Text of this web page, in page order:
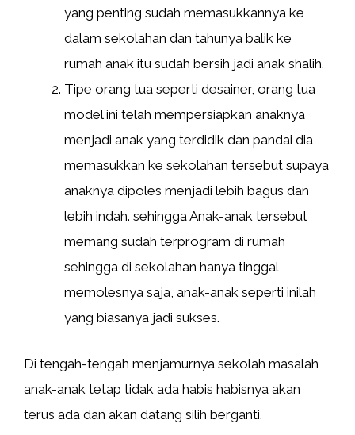
yang penting sudah memasukkannya ke
dalam sekolahan dan tahunya balik ke
rumah anak itu sudah bersih jadi anak shalih.
Tipe orang tua seperti desainer, orang tua
model ini telah mempersiapkan anaknya
menjadi anak yang terdidik dan pandai dia
memasukkan ke sekolahan tersebut supaya
anaknya dipoles menjadi lebih bagus dan
lebih indah. sehingga Anak-anak tersebut
memang sudah terprogram di rumah
sehingga di sekolahan hanya tinggal
memolesnya saja, anak-anak seperti inilah
yang biasanya jadi sukses.
Di tengah-tengah menjamurnya sekolah masalah
anak-anak tetap tidak ada habis habisnya akan
terus ada dan akan datang silih berganti.